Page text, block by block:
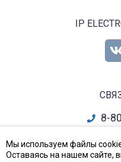
IP
8-
Мы используем файлы
Оставаясь на нашем сайте,